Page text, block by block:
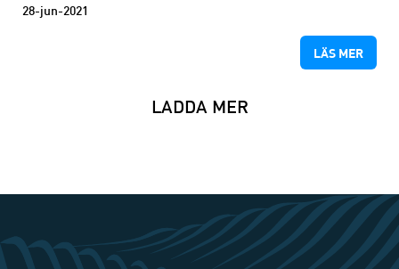
28-jun-2021
LÄS MER
LADDA MER